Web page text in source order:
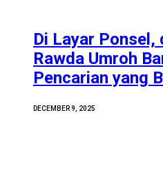
Di Layar Ponsel,
Rawda Umroh
Pencarian yang
DECEMBER 9, 2025